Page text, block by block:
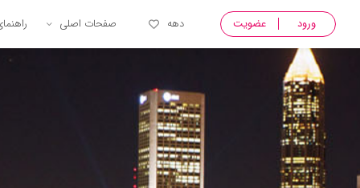
ورود عضویت دهه صفحات اصلی